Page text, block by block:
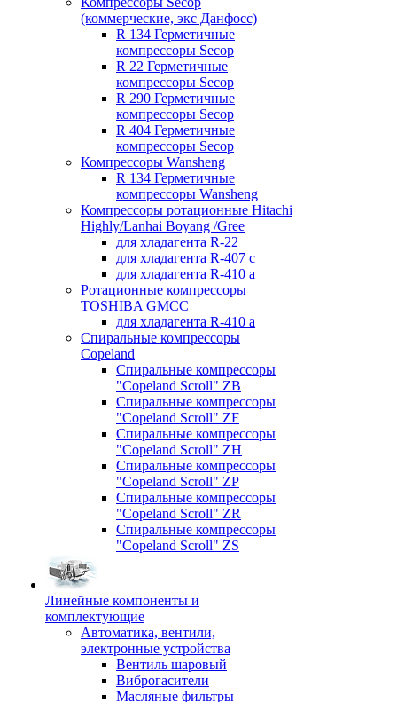
(коммерческие, экс Данфосс)
R 134 Герметичные
компрессоры Secop
R 22 Герметичные
компрессоры Secop
R 290 Герметичные
компрессоры Secop
R 404 Герметичные
компрессоры Secop
Компрессоры Wansheng
R 134 Герметичные
компрессоры Wansheng
Компрессоры ротационные Hitachi
Highly/Lanhai Boyang /Gree
для хладагента R-22
для хладагента R-407 с
для хладагента R-410 а
Ротационные компрессоры
TOSHIBA GMCC
для хладагента R-410 а
Спиральные компрессоры
Copeland
Спиральные компрессоры
"Copeland Scroll" ZB
Спиральные компрессоры
"Copeland Scroll" ZF
Спиральные компрессоры
"Copeland Scroll" ZH
Спиральные компрессоры
"Copeland Scroll" ZP
Спиральные компрессоры
"Copeland Scroll" ZR
Спиральные компрессоры
"Copeland Scroll" ZS
Линейные компоненты и
комплектующие
Автоматика, вентили,
электронные устройства
Вентиль шаровый
Виброгасители
Масляные фильтры